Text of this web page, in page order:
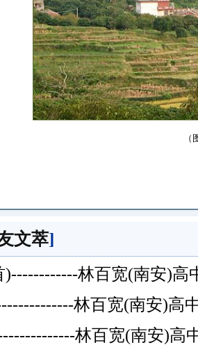
文萃]
)------------林百宽(南安)高
林百宽(南安)高
林百宽(南安)高